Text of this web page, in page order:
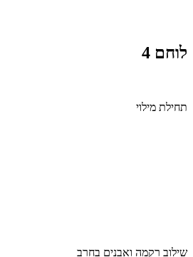
לוחם 4
תחילת מילוי
שילוב רקמה ואבנים בחרב